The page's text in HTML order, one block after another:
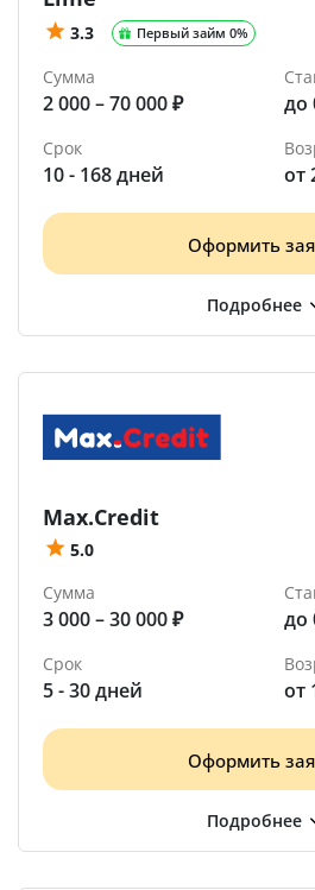
3.3 Первый займ 0%
Сумма
2 000 – 70 000 ₽ до
Срок
10 - 168 дней от
Оформить
Max.Credit
5.0
Сумма
3 000 – 30 000 ₽ до
Срок
5 - 30 дней от
Оформить